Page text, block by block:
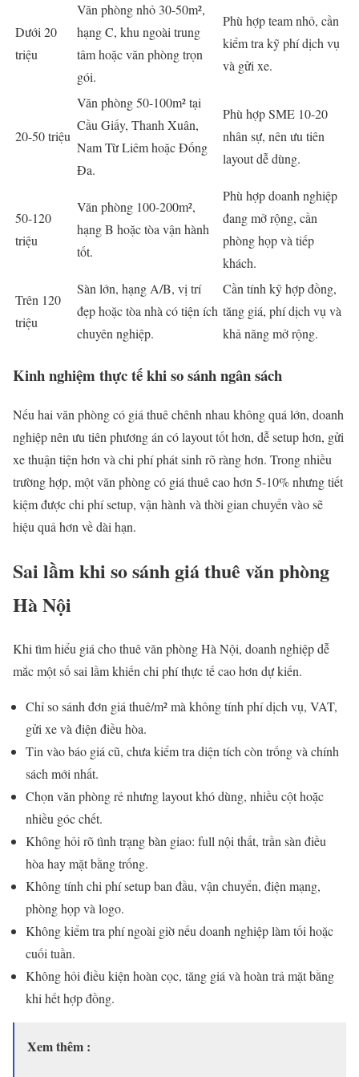
Dưới 20
triệu
Văn phòng nhỏ 30-50m²,
hạng C, khu ngoài trung
tâm hoặc văn phòng trọn
gói.
Phù hợp team nhỏ, cần
kiểm tra kỹ phí dịch vụ
và gửi xe.
20-50 triệu
Văn phòng 50-100m² tại
Cầu Giấy, Thanh Xuân,
Nam Từ Liêm hoặc Đống
Đa.
Phù hợp SME 10-20
nhân sự, nên ưu tiên
layout dễ dùng.
50-120
triệu
Văn phòng 100-200m²,
hạng B hoặc tòa vận hành
tốt.
Phù hợp doanh nghiệp
đang mở rộng, cần
phòng họp và tiếp
khách.
Trên 120
triệu
Sàn lớn, hạng A/B, vị trí
đẹp hoặc tòa nhà có tiện ích
chuyên nghiệp.
Cần tính kỹ hợp đồng,
tăng giá, phí dịch vụ và
khả năng mở rộng.
Kinh nghiệm thực tế khi so sánh ngân sách
Nếu hai văn phòng có giá thuê chênh nhau không quá lớn, doanh
nghiệp nên ưu tiên phương án có layout tốt hơn, dễ setup hơn, gửi
xe thuận tiện hơn và chi phí phát sinh rõ ràng hơn. Trong nhiều
trường hợp, một văn phòng có giá thuê cao hơn 5-10% nhưng tiết
kiệm được chi phí setup, vận hành và thời gian chuyển vào sẽ
hiệu quả hơn về dài hạn.
Sai lầm khi so sánh giá thuê văn phòng
Hà Nội
Khi tìm hiểu giá cho thuê văn phòng Hà Nội, doanh nghiệp dễ
mắc một số sai lầm khiến chi phí thực tế cao hơn dự kiến.
Chỉ so sánh đơn giá thuê/m² mà không tính phí dịch vụ, VAT,
gửi xe và điện điều hòa.
Tin vào báo giá cũ, chưa kiểm tra diện tích còn trống và chính
sách mới nhất.
Chọn văn phòng rẻ nhưng layout khó dùng, nhiều cột hoặc
nhiều góc chết.
Không hỏi rõ tình trạng bàn giao: full nội thất, trần sàn điều
hòa hay mặt bằng trống.
Không tính chi phí setup ban đầu, vận chuyển, điện mạng,
phòng họp và logo.
Không kiểm tra phí ngoài giờ nếu doanh nghiệp làm tối hoặc
cuối tuần.
Không hỏi điều kiện hoàn cọc, tăng giá và hoàn trả mặt bằng
khi hết hợp đồng.
Xem thêm :